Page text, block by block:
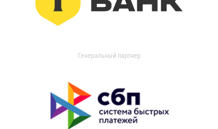
Генеральный партнер